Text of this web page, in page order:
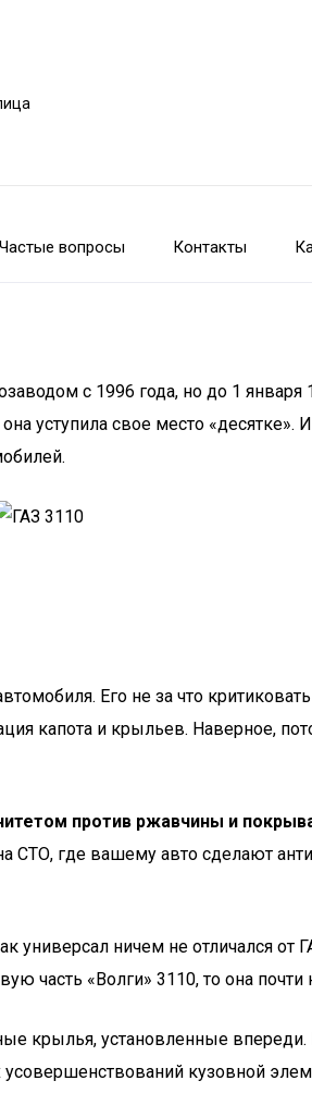
Частые вопросы Контакты
с 1996 года, но до 1
уступила свое место
Его не за что
капота и крыльев. Наверное,
против ржавчины и
СТО, где вашему авто сделают
ничем не отличался от
часть «Волги» 3110, то она
крылья, установленные
кузовной